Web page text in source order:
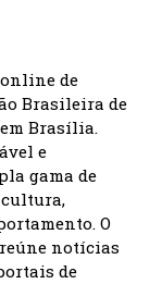
de
Brasileira de
Brasília.
e
gama de
O
notícias
de